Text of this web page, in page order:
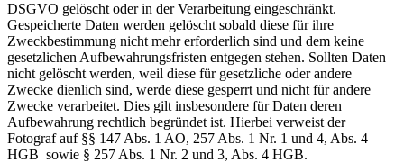
DSGVO gelöscht oder in der Verarbeitung eingeschränkt.
Gespeicherte Daten werden gelöscht sobald diese für ihre
Zweckbestimmung nicht mehr erforderlich sind und dem keine
gesetzlichen Aufbewahrungsfristen entgegen stehen. Sollten Daten
nicht gelöscht werden, weil diese für gesetzliche oder andere
Zwecke dienlich sind, werde diese gesperrt und nicht für andere
Zwecke verarbeitet. Dies gilt insbesondere für Daten deren
Aufbewahrung rechtlich begründet ist. Hierbei verweist der
Fotograf auf §§ 147 Abs. 1 AO, 257 Abs. 1 Nr. 1 und 4, Abs. 4
HGB sowie § 257 Abs. 1 Nr. 2 und 3, Abs. 4 HGB.